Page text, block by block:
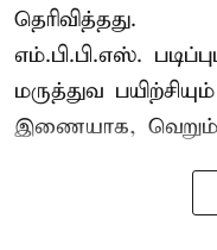
தெரிவித்தது.
எம்.பி.பி.எஸ்.
மருத்துவ
இணையாக,